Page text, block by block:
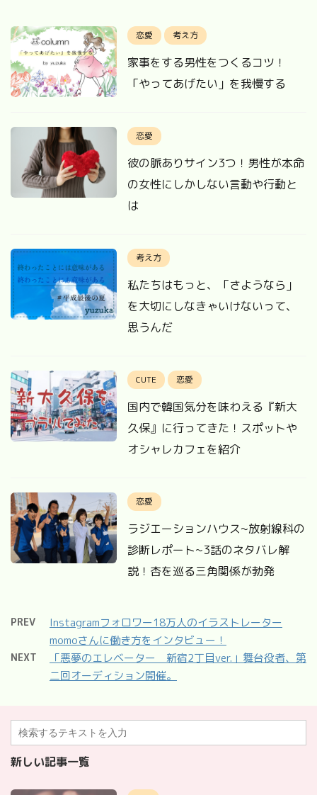
恋愛 考え方
家事をする男性をつくるコツ！
「やってあげたい」を我慢する
恋愛
彼の脈ありサイン3つ！男性が本命
の女性にしかしない言動や行動と
は
考え方
私たちはもっと、「さようなら」
を大切にしなきゃいけないって、
思うんだ
CUTE 恋愛
国内で韓国気分を味わえる『新大
久保』に行ってきた！スポットや
オシャレカフェを紹介
恋愛
ラジエーションハウス~放射線科の
診断レポート~3話のネタバレ解
説！杏を巡る三角関係が勃発
PREV
Instagramフォロワー18万人のイラストレーター
momoさんに働き方をインタビュー！
NEXT
「悪夢のエレベーター 新宿2丁目ver.」舞台役者、第
二回オーディション開催。
新しい記事一覧